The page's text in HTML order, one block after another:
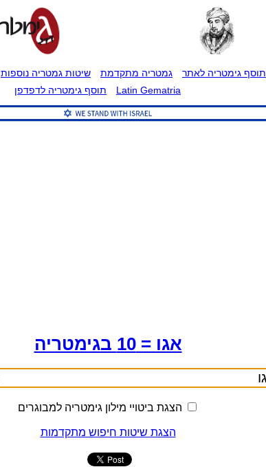
תוסף גימטריה לאתר גמטריה מתקדמת שיטות גמטריה נוספות
Latin Gematria
תוסף גימטריה לדפדפן
אגו = 10 בגימטריה
הצגת ביטויי מילון גימטריה למבוגרים
הצגת שיטות חיפוש מתקדמות